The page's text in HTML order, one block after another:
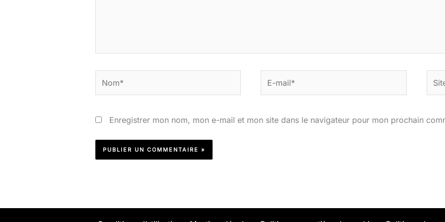
mail*
Enregistrer mon nom, mon e-mail et mon site dans le navigateur pour mon prochain